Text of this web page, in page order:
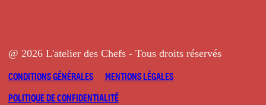
@ 2026 L'atelier des Chefs - Tous droits réservés
CONDITIONS GÉNÉRALES
MENTIONS LÉGALES
POLITIQUE DE CONFIDENTIALITÉ